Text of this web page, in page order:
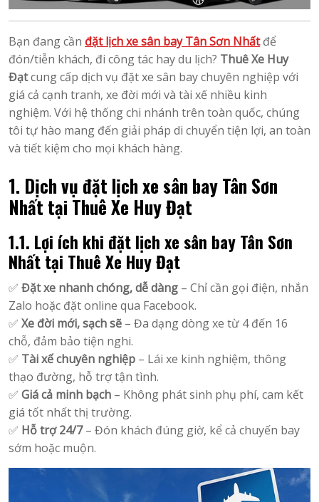
Bạn đang cần đặt lịch xe sân bay Tân Sơn Nhấtđể
đón/tiễn khách, đi công tác hay du lịch? Thuê Xe Huy
Đạtcung cấp dịch vụ đặt xe sân bay chuyên nghiệp với
giá cả cạnh tranh, xe đời mới và tài xế nhiều kinh
nghiệm. Với hệ thống chi nhánh trên toàn quốc, chúng
tôi tự hào mang đến giải pháp di chuyển tiện lợi, an toàn
và tiết kiệm cho mọi khách hàng.
1. Dịch vụ đặt lịch xe sân bay Tân Sơn
Nhất tại Thuê Xe Huy Đạt
1.1. Lợi ích khi đặt lịch xe sân bay Tân Sơn
Nhất tại Thuê Xe Huy Đạt
✅ Đặt xe nhanh chóng, dễ dàng – Chỉ cần gọi điện, nhắn
Zalo hoặc đặt online qua Facebook.
✅ Xe đời mới, sạch sẽ – Đa dạng dòng xe từ 4 đến 16
chỗ, đảm bảo tiện nghi.
✅ Tài xế chuyên nghiệp – Lái xe kinh nghiệm, thông
thạo đường, hỗ trợ tận tình.
✅ Giá cả minh bạch – Không phát sinh phụ phí, cam kết
giá tốt nhất thị trường.
✅ Hỗ trợ 24/7– Đón khách đúng giờ, kể cả chuyến bay
sớm hoặc muộn.